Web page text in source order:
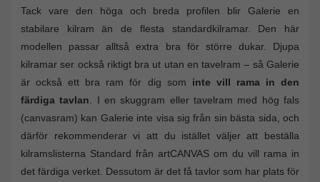
Tack vare den höga och breda profilen blir Galerie en
stabilare kilram än de flesta standardkilramar. Den här
modellen passar alltså extra bra för större dukar. Djupa
kilramar ser också riktigt bra ut utan en tavelram – så Galerie
är också ett bra ram för dig som inte vill rama in den
färdiga tavlan . I en skuggram eller tavelram med hög fals
(canvasram) kan Galerie inte visa sig från sin bästa sida, och
därför rekommenderar vi att du istället väljer att beställa
kilramslisterna Standard från artCANVAS om du vill rama in
det färdiga verket. Dessutom är det få tavlor som har plats för